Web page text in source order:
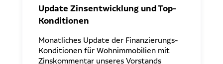
Update Zinsentwicklung und Top-
Konditionen
Monatliches Update der Finanzierungs-
Konditionen für Wohnimmobilien mit
Zinskommentar unseres Vorstands